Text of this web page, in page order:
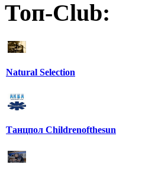
Топ-Club:
Natural Selection
Танцпол Childrenofthesun